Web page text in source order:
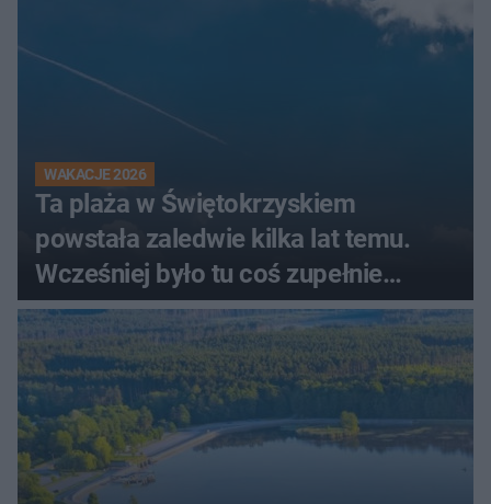
WAKACJE 2026
Ta plaża w Świętokrzyskiem
powstała zaledwie kilka lat temu.
Wcześniej było tu coś zupełnie
innego